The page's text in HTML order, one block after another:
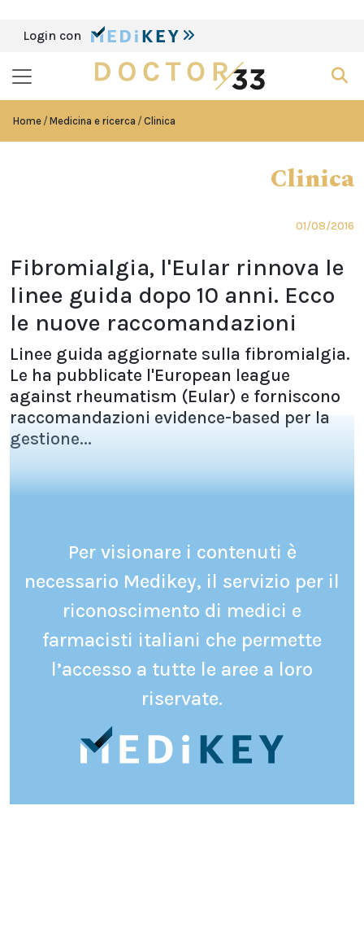
Login con
Home Medicina e ricerca Clinica
Clinica
01/08/2016
Fibromialgia, l'Eular rinnova le
linee guida dopo 10 anni. Ecco
le nuove raccomandazioni
Linee guida aggiornate sulla fibromialgia.
Le ha pubblicate l'European league
against rheumatism (Eular) e forniscono
raccomandazioni evidence-based per la
gestione...
Per visionare i contenuti è
necessario Medikey, il servizio per il
riconoscimento di medici e
farmacisti italiani che permette
l’accesso a tutte le aree a loro
riservate.